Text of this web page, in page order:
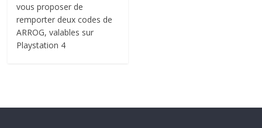
vous proposer de
remporter deux codes de
ARROG, valables sur
Playstation 4